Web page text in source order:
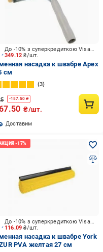
349.12₴/шт.
До -10% з суперкредиткою Visa Вигода
насадка к швабре Apex
см
3
-157.50₴
₴/шт.
Доставим
116.09₴/шт.
До -10% з суперкредиткою Visa Вигода
насадка к швабре York
PVA желтая 27 см